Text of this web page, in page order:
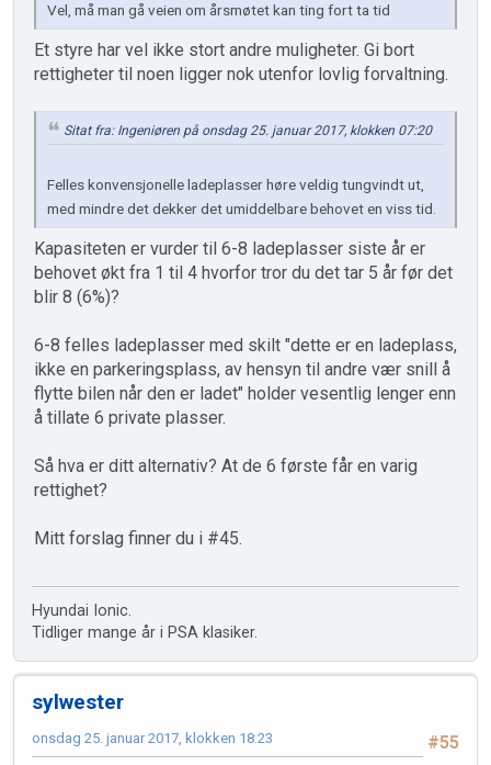
Vel, må man gå veien om årsmøtet kan ting fort ta tid
Et styre har vel ikke stort andre muligheter. Gi bort
rettigheter til noen ligger nok utenfor lovlig forvaltning.
Sitat fra: Ingeniøren på onsdag 25. januar 2017, klokken 07:20
Felles konvensjonelle ladeplasser høre veldig tungvindt ut,
med mindre det dekker det umiddelbare behovet en viss tid.
Kapasiteten er vurder til 6-8 ladeplasser siste år er
behovet økt fra 1 til 4 hvorfor tror du det tar 5 år før det
blir 8 (6%)?
6-8 felles ladeplasser med skilt "dette er en ladeplass,
ikke en parkeringsplass, av hensyn til andre vær snill å
flytte bilen når den er ladet" holder vesentlig lenger enn
å tillate 6 private plasser.
Så hva er ditt alternativ? At de 6 første får en varig
rettighet?
Mitt forslag finner du i #45.
Hyundai Ionic.
Tidliger mange år i PSA klasiker.
sylwester
#55
onsdag 25. januar 2017, klokken 18:23